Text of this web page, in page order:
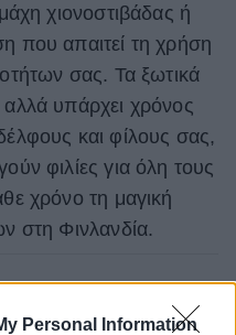
Personal Information
χιονοστιβάδας ή
που απαιτεί τη χρήση
σας. Τα ξωτικά
υπάρχει χρόνος
και φίλους σας,
φιλίες για όλη τους
χρόνο τη μαγική
στη Φινλανδία.